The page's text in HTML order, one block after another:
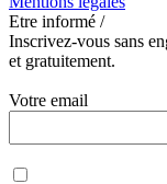
Etre informé /
Inscrivez-vous sans
et gratuitement.
Votre email